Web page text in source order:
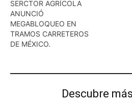
SERCTOR AGRÍCOLA
ANUNCIÓ
MEGABLOQUEO EN
TRAMOS CARRETEROS
DE MÉXICO.
Descubre